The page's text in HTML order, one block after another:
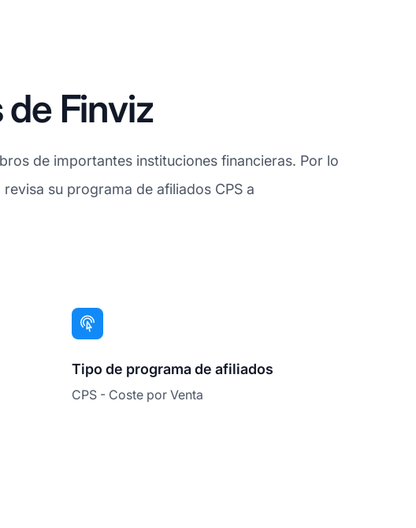
Finviz
de importantes instituciones financieras. Por lo
su programa de afiliados CPS a
Tipo de programa de afiliados
CPS - Coste por Venta